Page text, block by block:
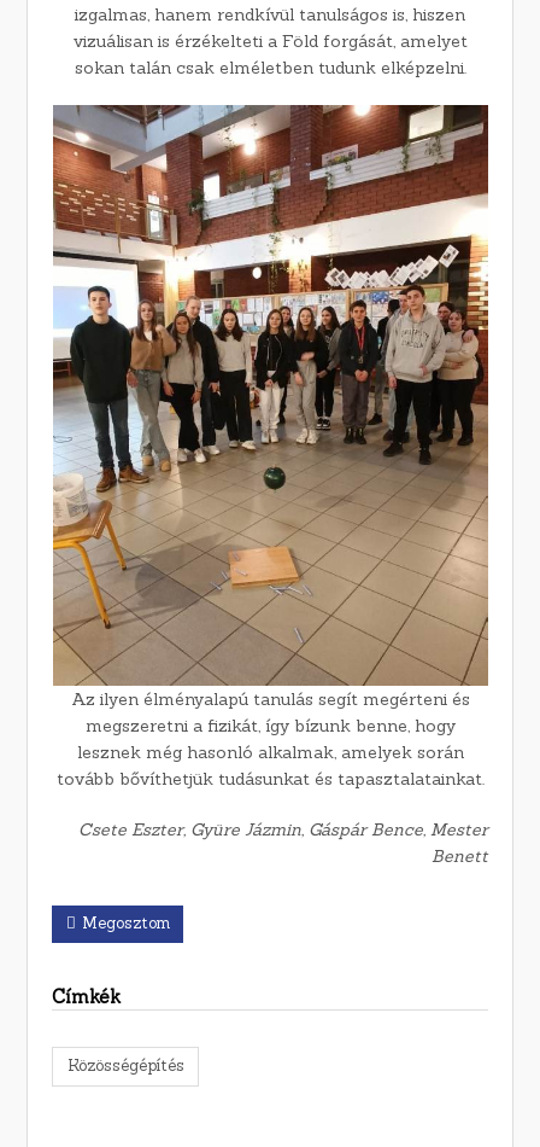
izgalmas, hanem rendkívül tanulságos is, hiszen
vizuálisan is érzékelteti a Föld forgását, amelyet
sokan talán csak elméletben tudunk elképzelni.
Az ilyen élményalapú tanulás segít megérteni és
megszeretni a fizikát, így bízunk benne, hogy
lesznek még hasonló alkalmak, amelyek során
tovább bővíthetjük tudásunkat és tapasztalatainkat.
Csete Eszter, Gyüre Jázmin, Gáspár Bence, Mester
Benett
Megosztom
Címkék
Közösségépítés